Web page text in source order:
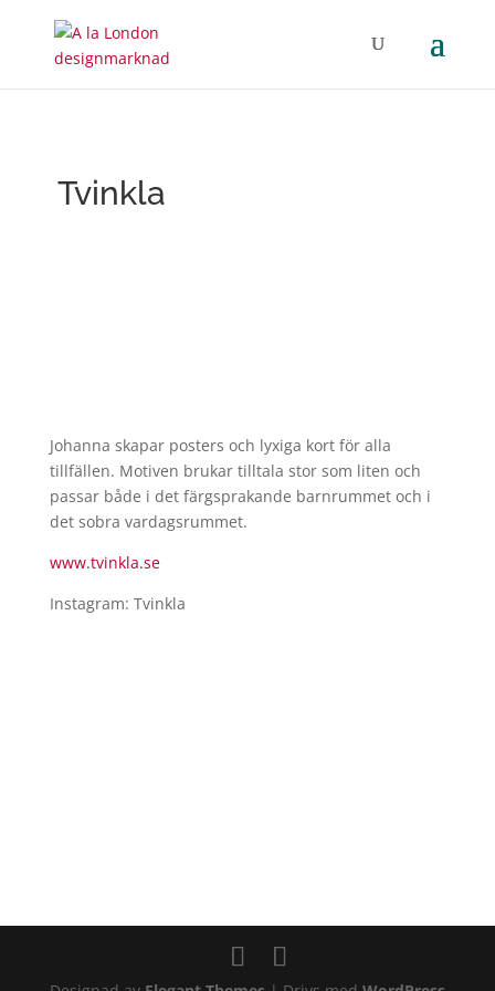
Tvinkla
Johanna skapar posters och lyxiga kort för alla
tillfällen. Motiven brukar tilltala stor som liten och
passar både i det färgsprakande barnrummet och i
det sobra vardagsrummet.
www.tvinkla.se
Instagram: Tvinkla